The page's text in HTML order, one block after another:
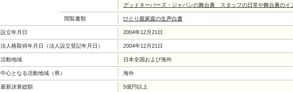
グッドネーバーズ・ジャパンの舞台裏 スタッフの日常や舞台裏のイ
閲覧書類 ひとり親家庭の生声白書
設立年月日 2004年12月21日
法人格取得年月日（法人設立登記年月日） 2004年12月21日
活動地域 日本全国および海外
中心となる活動地域（県） 海外
最新決算総額 5億円以上